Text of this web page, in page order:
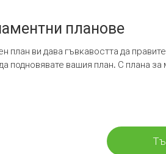
планове
план ви дава гъвкавостта да
подновявате вашия план. С плана